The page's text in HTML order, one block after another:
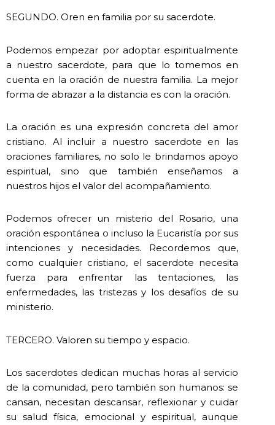
SEGUNDO. Oren en familia por su sacerdote.
Podemos empezar por adoptar espiritualmente
a nuestro sacerdote, para que lo tomemos en
cuenta en la oración de nuestra familia. La mejor
forma de abrazar a la distancia es con la oración.
La oración es una expresión concreta del amor
cristiano. Al incluir a nuestro sacerdote en las
oraciones familiares, no solo le brindamos apoyo
espiritual, sino que también enseñamos a
nuestros hijos el valor del acompañamiento.
Podemos ofrecer un misterio del Rosario, una
oración espontánea o incluso la Eucaristía por sus
intenciones y necesidades. Recordemos que,
como cualquier cristiano, el sacerdote necesita
fuerza para enfrentar las tentaciones, las
enfermedades, las tristezas y los desafíos de su
ministerio.
TERCERO. Valoren su tiempo y espacio.
Los sacerdotes dedican muchas horas al servicio
de la comunidad, pero también son humanos: se
cansan, necesitan descansar, reflexionar y cuidar
su salud física, emocional y espiritual, aunque